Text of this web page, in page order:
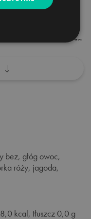
bez ma z kolei
też leczyć choroby
– owoc głogu – obniża
wpływa na
procesy starzenia
aromatu.
i przy
w przypadku
lekko
bez, głóg owoc,
róży, jagoda,
kcal, tłuszcz 0,0 g